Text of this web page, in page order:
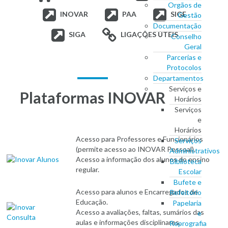
Orgãos de
Gestão
Documentação
Conselho
Geral
Parcerias e
Protocolos
Departamentos
Serviços e
Horários
Serviços
e
Horários
Serviços
Administrativos
Biblioteca
Escolar
Bufete e
Refeitório
Papelaria
e
Reprografia
INOVAR PAA SIGE
SIGA LIGAÇÕES ÚTEIS
Plataformas INOVAR
Acesso para Professores e Funcionários
(permite acesso ao INOVAR Pessoal).
Acesso a informação dos alunos do ensino
regular.
Acesso para alunos e Encarregados de
Educação.
Acesso a avaliações, faltas, sumários das
aulas e informações disciplinares.